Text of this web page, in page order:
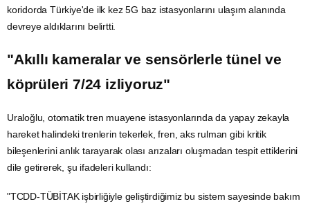
koridorda Türkiye'de ilk kez 5G baz istasyonlarını ulaşım alanında
devreye aldıklarını belirtti.
"Akıllı kameralar ve sensörlerle tünel ve
köprüleri 7/24 izliyoruz"
Uraloğlu, otomatik tren muayene istasyonlarında da yapay zekayla
hareket halindeki trenlerin tekerlek, fren, aks rulman gibi kritik
bileşenlerini anlık tarayarak olası arızaları oluşmadan tespit ettiklerini
dile getirerek, şu ifadeleri kullandı:
"TCDD-TÜBİTAK işbirliğiyle geliştirdiğimiz bu sistem sayesinde bakım